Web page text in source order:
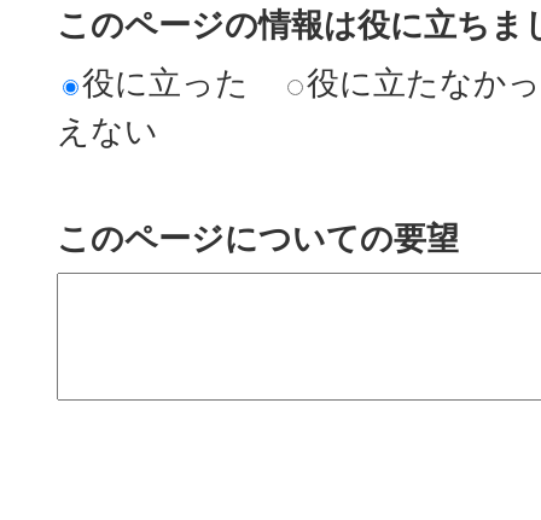
このページの情報は役に立ちま
役に立った
役に立たなか
えない
このページについての要望